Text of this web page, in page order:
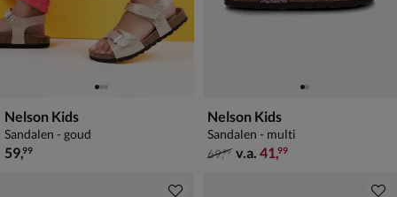
Nelson Kids
Sandalen - goud
€ 59,99
59,99
Nelson Kids
Sandalen - multi
van € 69,99 vanaf € 41,99
69,99 v.a. 41,99